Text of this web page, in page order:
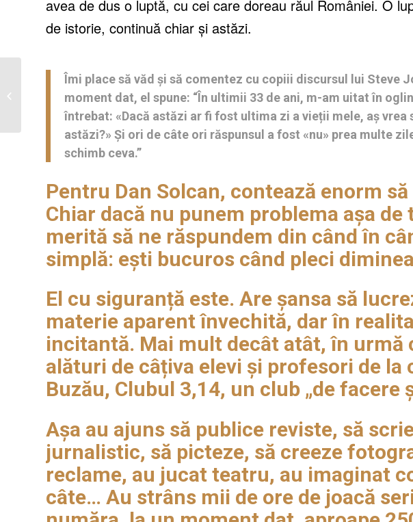
avea de dus o luptă, cu cei care doreau răul României. O
de istorie, continuă chiar și astăzi.
Îmi place să văd și să comentez cu copiii discursul lui Steve
moment dat, el spune: “În ultimii 33 de ani, m-am uitat în
întrebat: «Dacă astăzi ar fi fost ultima zi a vieții mele, aș vrea
astăzi?» Și ori de câte ori răspunsul a fost «nu» prea multe
schimb ceva.”
Pentru Dan Solcan, contează enorm
Chiar dacă nu punem problema așa de
merită să ne răspundem din când în
simplă: ești bucuros când pleci
El cu siguranță este. Are șansa să
materie aparent învechită, dar în
incitantă. Mai mult decât atât, în urmă
alături de câțiva elevi și profesori de la
Buzău, Clubul 3,14, un club „de facere
Așa au ajuns să publice reviste, să
jurnalistic, să picteze, să creeze
reclame, au jucat teatru, au imaginat
câte… Au strâns mii de ore de joacă
datorită